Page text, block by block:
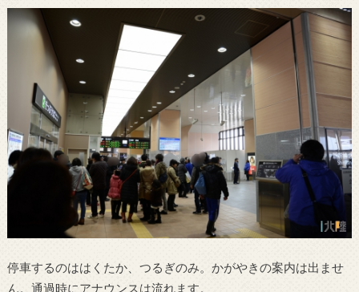
停車するのははくたか、つるぎのみ。かがやきの案内は出ませ
ん。通過時にアナウンスは流れます。